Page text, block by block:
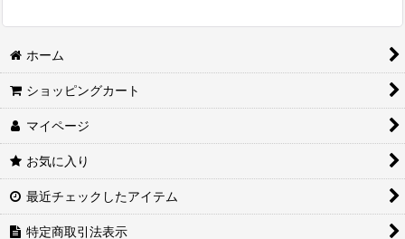
ホーム
ショッピングカート
マイページ
お気に入り
最近チェックしたアイテム
特定商取引法表示